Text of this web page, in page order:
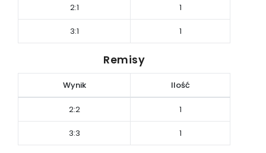
2:1 1
3:1 1
Remisy
Wynik Ilość
2:2 1
3:3 1